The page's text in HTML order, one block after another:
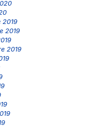
2019
2019
2019